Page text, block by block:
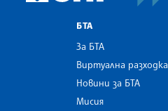
БТА
За БТА
Виртуална разходка
Новини за БТА
Мисия